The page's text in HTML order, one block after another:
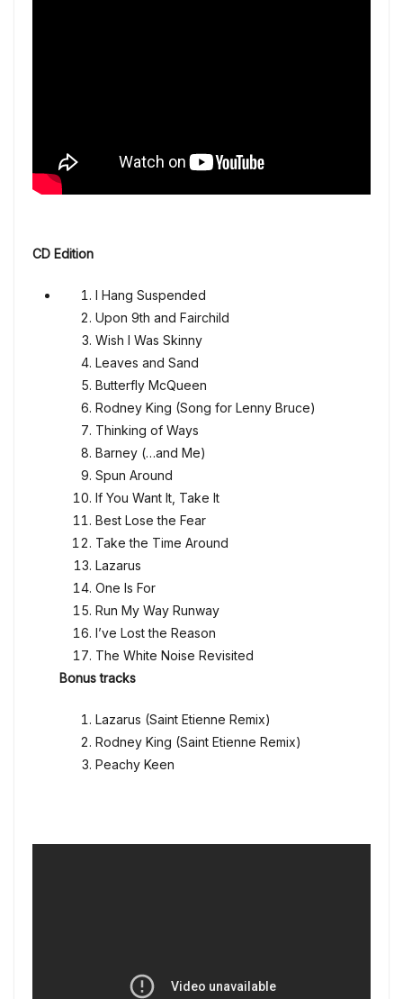
CD Edition
I Hang Suspended
Upon 9th and Fairchild
Wish I Was Skinny
Leaves and Sand
Butterfly McQueen
Rodney King (Song for Lenny Bruce)
Thinking of Ways
Barney (…and Me)
Spun Around
If You Want It, Take It
Best Lose the Fear
Take the Time Around
Lazarus
One Is For
Run My Way Runway
I’ve Lost the Reason
The White Noise Revisited
Bonus tracks
Lazarus (Saint Etienne Remix)
Rodney King (Saint Etienne Remix)
Peachy Keen